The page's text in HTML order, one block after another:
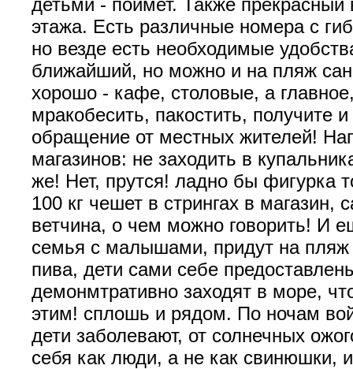
детьми - поймет. Также
этажа. Есть различные номера с
но везде есть необходимые
ближайший, но можно и на пляж
хорошо - кафе, столовые, а
мракобесить, пакостить, получите
обращение от местных жителей!
магазинов: не заходить в
же! Нет, прутся! ладно бы фигурка
100 кг чешет в стрингах в магазин,
ветчина, о чем можно говорить! И
семья с малышами, придут на
пива, дети сами себе
демонмтративно заходят в море,
этим! сплошь и рядом. По ночам
дети заболевают, от солнечных
себя как люди, а не как свинюшки,